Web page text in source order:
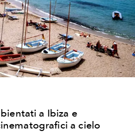
a Ibiza e
a cielo